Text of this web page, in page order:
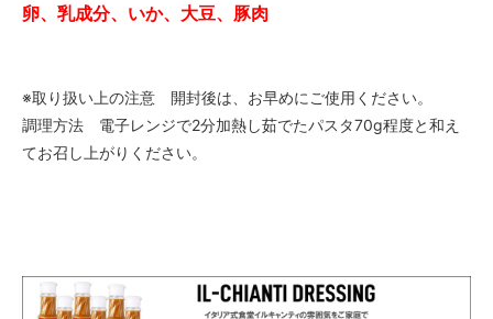
卵、乳成分、いか、大豆、豚肉
※取り扱い上の注意 開封後は、お早めにご使用ください。
調理方法 電子レンジで2分加熱し茹でたパスタ70g程度と和え
てお召し上がりください。